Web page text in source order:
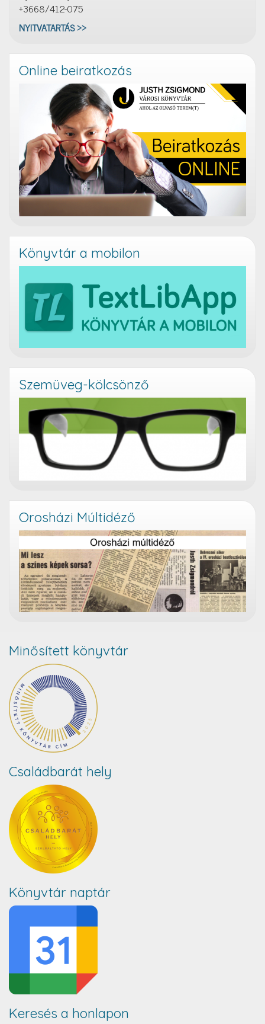
+3668/412-075
NYITVATARTÁS >>
Online beiratkozás
Könyvtár a mobilon
Szemüveg-kölcsönző
Orosházi Múltidéző
Minősített könyvtár
Családbarát hely
Könyvtár naptár
Keresés a honlapon